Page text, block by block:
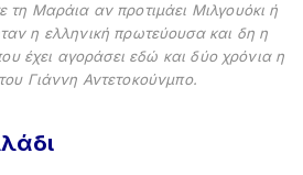
τη Μαράια αν προτιμάει Μιλγουόκι ή
η ελληνική πρωτεύουσα και δη η
έχει αγοράσει εδώ και δύο χρόνια η
Γιάννη Αντετοκούνμπο.